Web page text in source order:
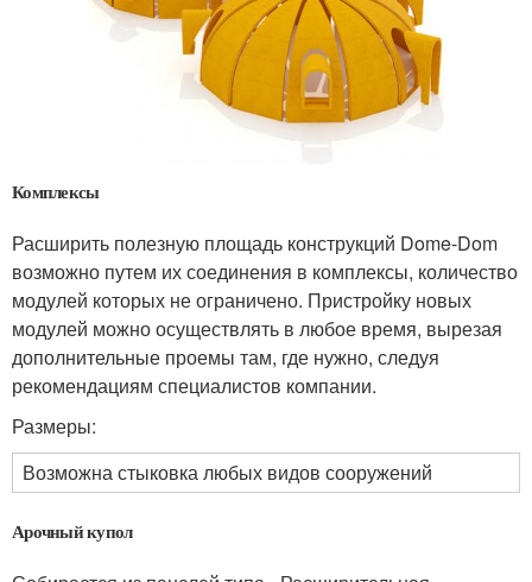
Комплексы
Расширить полезную площадь конструкций Dome-Dom
возможно путем их соединения в комплексы, количество
модулей которых не ограничено. Пристройку новых
модулей можно осуществлять в любое время, вырезая
дополнительные проемы там, где нужно, следуя
рекомендациям специалистов компании.
Размеры:
Возможна стыковка любых видов сооружений
Арочный купол